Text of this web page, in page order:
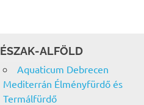
ÉSZAK-ALFÖLD
Aquaticum Debrecen
Mediterrán Élményfürdő és
Termálfürdő